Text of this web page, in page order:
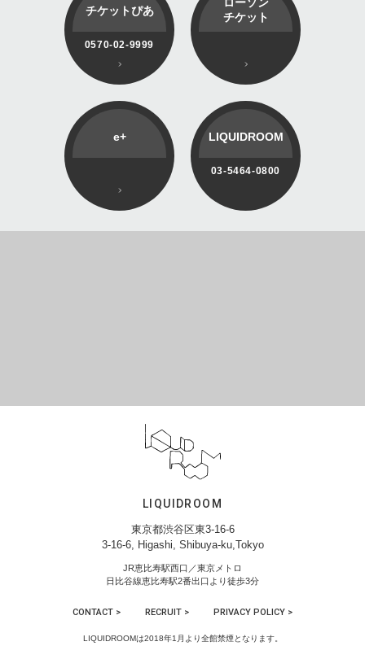
チケットぴあ
0570-02-9999
チケット
e+ LIQUIDROOM
03-5464-0800
LIQUIDROOM
東京都渋谷区東3-16-6
3-16-6, Higashi, Shibuya-ku,Tokyo
JR恵比寿駅西口／東京メトロ
日比谷線恵比寿駅2番出口より徒歩3分
CONTACT > RECRUIT > PRIVACY POLICY >
LIQUIDROOMは2018年1月より全館禁煙となります。